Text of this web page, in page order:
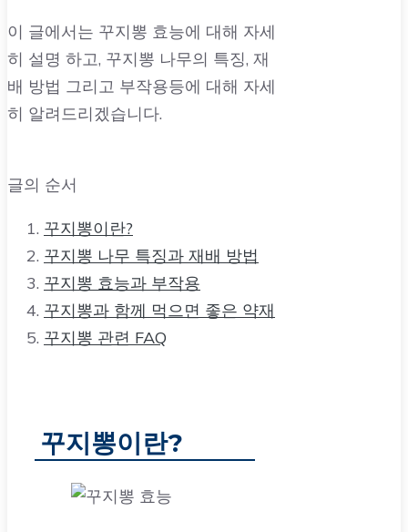
이 글에서는 꾸지뽕 효능에 대해 자세
히 설명 하고, 꾸지뽕 나무의 특징, 재
배 방법 그리고 부작용등에 대해 자세
히 알려드리겠습니다.
글의 순서
꾸지뽕이란?
꾸지뽕 나무 특징과 재배 방법
꾸지뽕 효능과 부작용
꾸지뽕과 함께 먹으면 좋은 약재
꾸지뽕 관련 FAQ
꾸지뽕이란?